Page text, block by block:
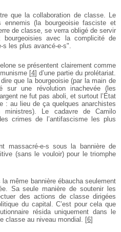
que la collaboration de classe. Le
ennemis (la bourgeoisie fasciste et
de classe, se verra obligé de servir
avec la complicité de
les plus avancé-e-s".
se présentent clairement comme
[4] d’une partie du prolétariat.
que la bourgeoisie (par la main de
sur une révolution inachevée (les
ne fut pas aboli, et surtout l’État
: au lieu de ça quelques anarchistes
ministres). Le cadavre de Camilo
crimes de l’antifascisme les plus
massacré-e-s sous la bannière de
(sans le vouloir) pour le triomphe
même bannière ébaucha seulement
Sa seule manière de soutenir les
des actions de classe dirigées
du capital. C’est pour cela que
résida uniquement dans le
classe au niveau mondial.
[6]